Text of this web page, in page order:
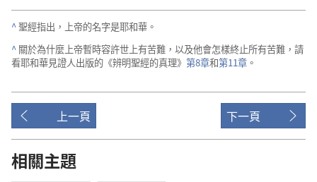
^聖經指出，上帝的名字是耶和華。
^ 關於為什麼上帝暫時容許世上有苦難，以及他會怎樣終止所有苦難，請
看耶和華見證人出版的《辨明聖經的真理》 第8章和第11章 。
上一頁 下一頁
相關主題